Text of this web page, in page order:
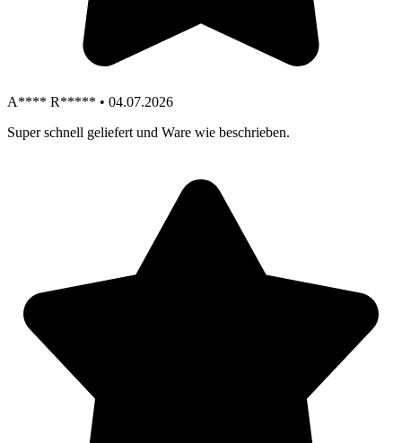
A**** R***** • 04.07.2026
Super schnell geliefert und Ware wie beschrieben.